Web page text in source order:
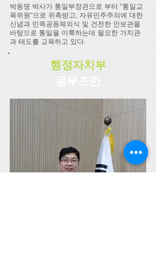
박동명 박사가 통일부장관으로 부터 "통일교
육위원"으로 위촉받고, 자유민주주의에 대한
신념과 민족공동체의식 및 건전한 안보관을
바탕으로 통일을 이룩하는데 필요한 가치관
과 태도를 교육하고 있다.
행정자치부
옴부즈만